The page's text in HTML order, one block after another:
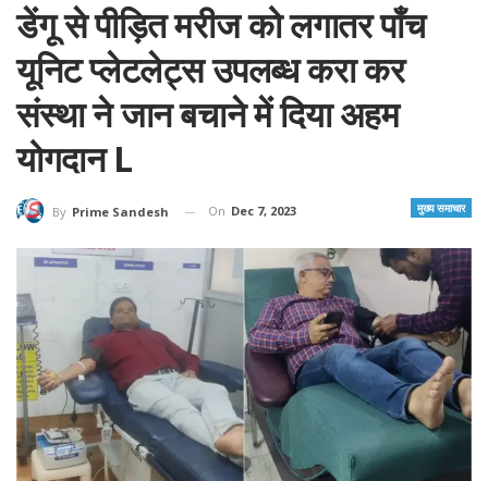
डेंगू से पीड़ित मरीज को लगातर पाँच
यूनिट प्लेटलेट्स उपलब्ध करा कर
संस्था ने जान बचाने में दिया अहम
योगदान L
मुख्य समाचार
By Prime Sandesh On Dec 7, 2023